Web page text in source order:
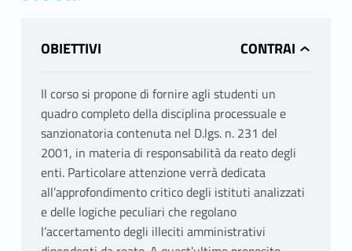
OBIETTIVI
Il corso si propone di fornire agli studenti un
quadro completo della disciplina processuale e
sanzionatoria contenuta nel D.lgs. n. 231 del
2001, in materia di responsabilità da reato degli
enti. Particolare attenzione verrà dedicata
all’approfondimento critico degli istituti analizzati
e delle logiche peculiari che regolano
l’accertamento degli illeciti amministrativi